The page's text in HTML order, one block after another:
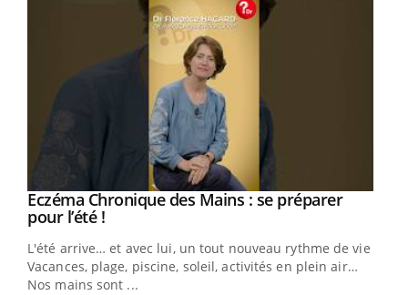
Youtube
Eczéma Chronique des Mains : se préparer
pour l’été !Youtube
L'été arrive… et avec lui, un tout nouveau rythme de vie !
Vacances, plage, piscine, soleil, activités en plein air…
Nos mains sont ...
Youtube
Diabète & Ramadan 2026Youtube
Le Ramadan approche, et, pour de nombreuses
personnes atteintes de diabète, c'est une période de
questions, de défis, mais ...